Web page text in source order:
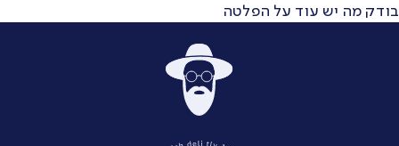
בודק מה יש עוד על הפלטה